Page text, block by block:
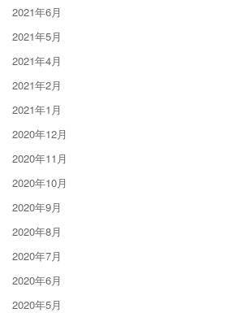
2021年6月
2021年5月
2021年4月
2021年2月
2021年1月
2020年12月
2020年11月
2020年10月
2020年9月
2020年8月
2020年7月
2020年6月
2020年5月